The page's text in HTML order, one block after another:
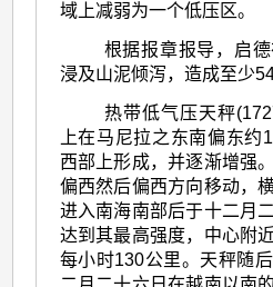
域上减弱为一个低压区。
根据报章报导，启
浸及山泥倾泻，造成至少
热带低气压天秤
上在马尼拉之东南偏东
西部上形成，并逐渐增强
偏西然后偏西方向移动，
进入南海南部后于十二月
达到其最高强度，中心附
每小时130公里。天秤随